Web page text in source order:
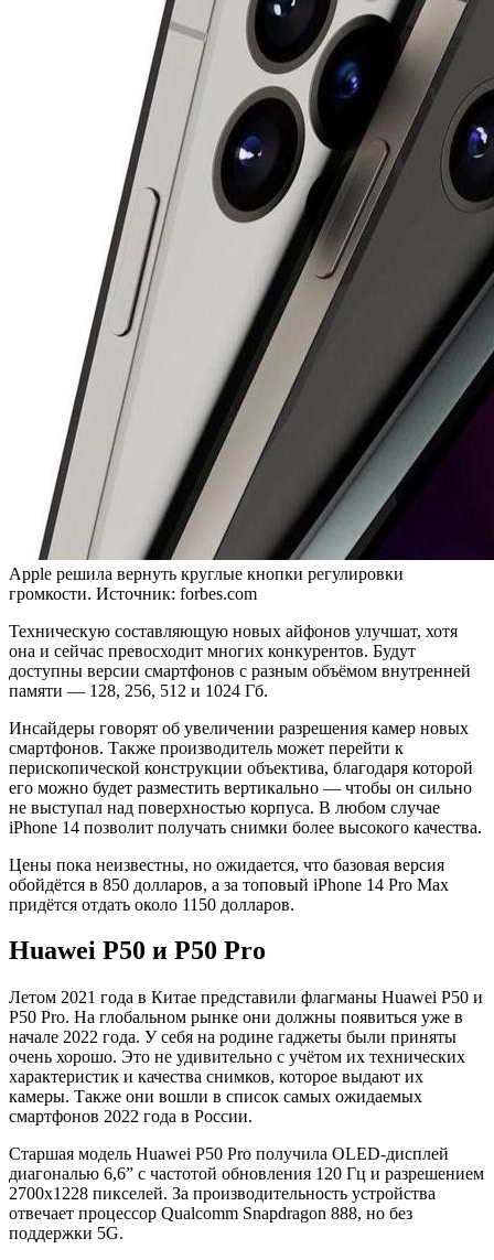
Apple решила вернуть круглые кнопки регулировки
громкости. Источник: forbes.com
Техническую составляющую новых айфонов улучшат, хотя
она и сейчас превосходит многих конкурентов. Будут
доступны версии смартфонов с разным объёмом внутренней
памяти — 128, 256, 512 и 1024 Гб.
Инсайдеры говорят об увеличении разрешения камер новых
смартфонов. Также производитель может перейти к
перископической конструкции объектива, благодаря которой
его можно будет разместить вертикально — чтобы он сильно
не выступал над поверхностью корпуса. В любом случае
iPhone 14 позволит получать снимки более высокого качества.
Цены пока неизвестны, но ожидается, что базовая версия
обойдётся в 850 долларов, а за топовый iPhone 14 Pro Max
придётся отдать около 1150 долларов.
Huawei P50 и P50 Pro
Летом 2021 года в Китае представили флагманы Huawei P50 и
P50 Pro. На глобальном рынке они должны появиться уже в
начале 2022 года. У себя на родине гаджеты были приняты
очень хорошо. Это не удивительно с учётом их технических
характеристик и качества снимков, которое выдают их
камеры. Также они вошли в список самых ожидаемых
смартфонов 2022 года в России.
Старшая модель Huawei P50 Pro получила OLED-дисплей
диагональю 6,6” с частотой обновления 120 Гц и разрешением
2700х1228 пикселей. За производительность устройства
отвечает процессор Qualcomm Snapdragon 888, но без
поддержки 5G.